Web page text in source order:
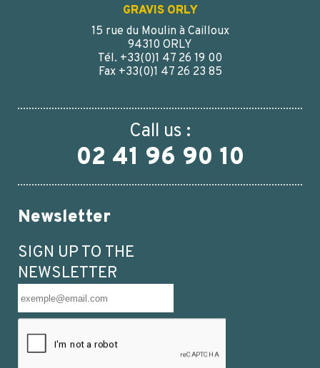
GRAVIS ORLY
15 rue du Moulin à Cailloux
94310 ORLY
Tél. +33(0)1 47 26 19 00
Fax +33(0)1 47 26 23 85
Call us :
02 41 96 90 10
Newsletter
SIGN UP TO THE
NEWSLETTER